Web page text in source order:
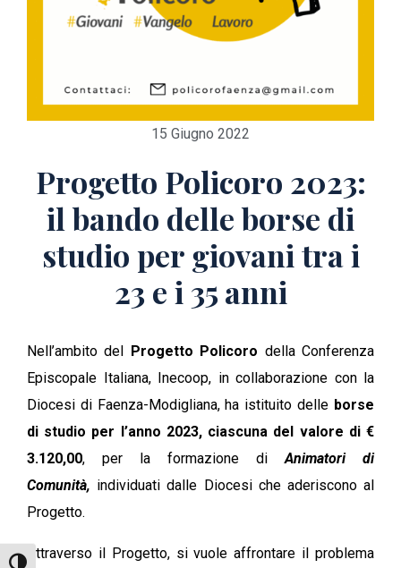
15 Giugno 2022
Progetto Policoro 2023:
il bando delle borse di
studio per giovani tra i
23 e i 35 anni
Nell’ambito del Progetto Policoro della Conferenza
Episcopale Italiana, Inecoop, in collaborazione con la
Diocesi di Faenza-Modigliana, ha istituito delle borse
di studio per l’anno 2023, ciascuna del valore di €
3.120,00, per la formazione diAnimatori di
Comunità, individuati dalle Diocesi che aderiscono al
Progetto.
Attraverso il Progetto, si vuole affrontare il problema